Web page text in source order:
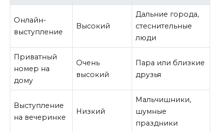
Онлайн-
выступление
Высокий
Дальние города,
стеснительные
люди
Приватный
номер на
дому
Очень
высокий
Пара или близкие
друзья
Выступление
на вечеринке
Низкий
Мальчишники,
шумные
праздники